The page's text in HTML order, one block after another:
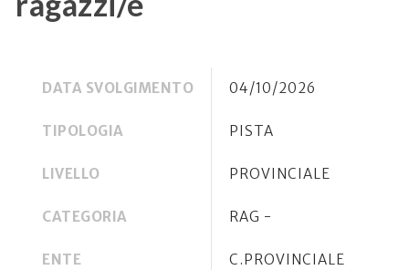
DATA SVOLGIMENTO 04/10/2026
TIPOLOGIA PISTA
LIVELLO PROVINCIALE
CATEGORIA RAG -
ENTE C.PROVINCIALE